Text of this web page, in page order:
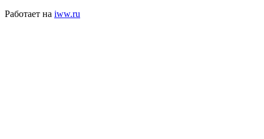
Работает на iww.ru